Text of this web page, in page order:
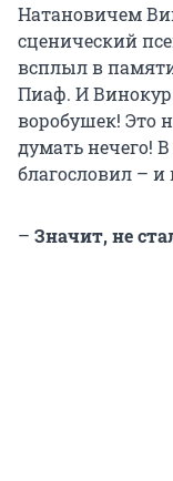
Натановичем
сценический
всплыл в
Пиаф. И Винокур
воробушек! Это
думать нечего!
благословил – и
– Значит, не